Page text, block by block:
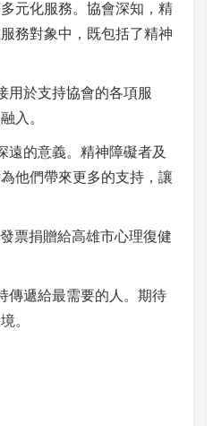
元化服務。協會深知，精
務對象中，既包括了精神
用於支持協會的各項服
入。
遠的意義。精神障礙者及
他們帶來更多的支持，讓
票捐贈給高雄市心理復健
傳遞給最需要的人。期待
。